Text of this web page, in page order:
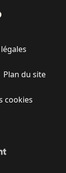
Plan du site
cookies